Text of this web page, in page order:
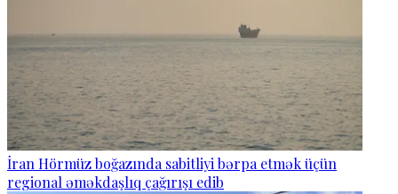
İran Hörmüz boğazında sabitliyi bərpa etmək üçün
regional əməkdaşlıq çağırışı edib